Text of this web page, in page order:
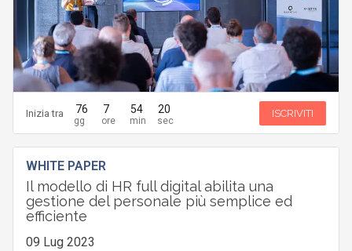
Inizia tra 76 7 54 19 ISCRIVITI
WHITE PAPER
Il modello di HR full digital abilita una
gestione del personale più semplice ed
efficiente
09 Lug 2023